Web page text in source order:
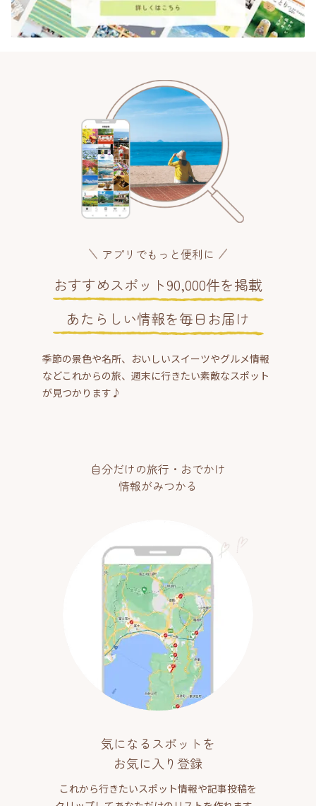
アプリでもっと便利に
おすすめスポット90,000件を掲載
あたらしい情報を毎日お届け
季節の景色や名所、おいしいスイーツやグルメ情報
などこれからの旅、週末に行きたい素敵なスポット
が見つかります♪
自分だけの旅行・おでかけ
情報がみつかる
気になるスポットを
お気に入り登録
これから行きたいスポット情報や記事投稿を